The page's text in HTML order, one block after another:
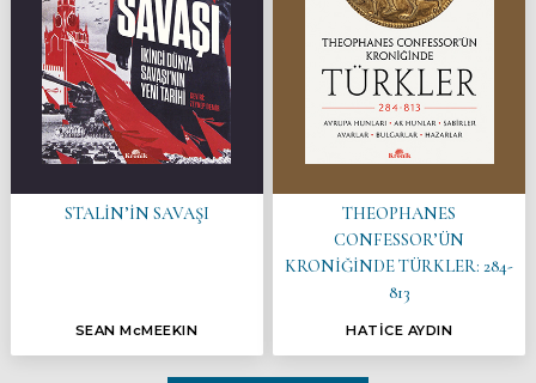
STALİN’İN SAVAŞI
SEAN McMEEKIN
THEOPHANES
CONFESSOR’ÜN
KRONİĞİNDE TÜRKLER: 284-
813
HATİCE AYDIN